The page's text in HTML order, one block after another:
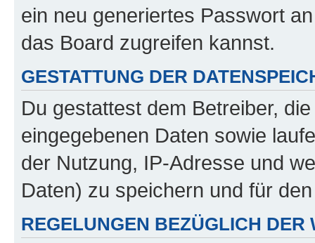
ein neu generiertes Passwort
das Board zugreifen kannst.
GESTATTUNG DER
Du gestattest dem Betreiber,
eingegebenen Daten sowie
der Nutzung, IP-Adresse und
Daten) zu speichern und für
REGELUNGEN BEZÜGLICH DER